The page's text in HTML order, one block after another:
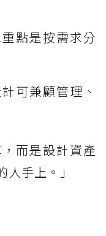
點是按需求分
可兼顧管理、
而是設計資產
手上。」